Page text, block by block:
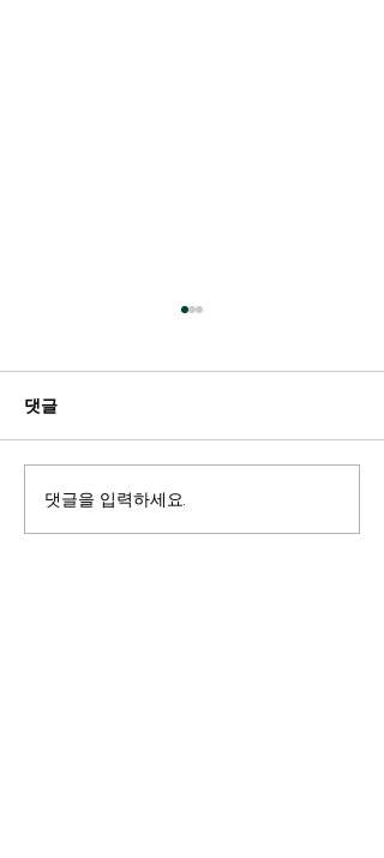
귀로 듣는 성경말씀 (The
Holy Bible)
댓글
댓글을 입력하세요.